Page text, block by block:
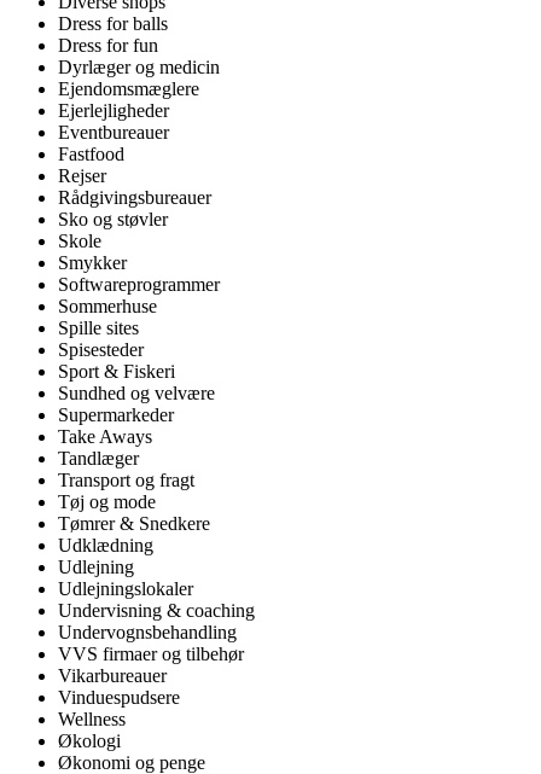
Dress for balls
Dress for fun
Dyrlæger og medicin
Ejendomsmæglere
Ejerlejligheder
Eventbureauer
Fastfood
Rejser
Rådgivingsbureauer
Sko og støvler
Skole
Smykker
Softwareprogrammer
Sommerhuse
Spille sites
Spisesteder
Sport & Fiskeri
Sundhed og velvære
Supermarkeder
Take Aways
Tandlæger
Transport og fragt
Tøj og mode
Tømrer & Snedkere
Udklædning
Udlejning
Udlejningslokaler
Undervisning & coaching
Undervognsbehandling
VVS firmaer og tilbehør
Vikarbureauer
Vinduespudsere
Wellness
Økologi
Økonomi og penge